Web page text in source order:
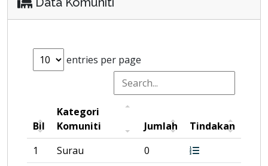
entries per page
Bil
Kategori
Komuniti
Jumlah
Tindakan
1
Surau
0